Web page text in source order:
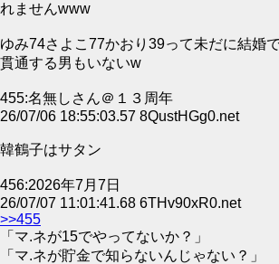
れませんwww
ゆみ74さよこ77かおり39って未だに結婚
貫通する男もいないw
455:名無しさん＠１３周年
26/07/06 18:55:03.57 8QustHGg0.net
韓鶴子はサタン
456:2026年7月7日
26/07/07 11:01:41.68 6THv90xR0.net
>>455
「マ.ネが15でやってないか？」
「マ.ネが貯金で知らないんじゃない？」